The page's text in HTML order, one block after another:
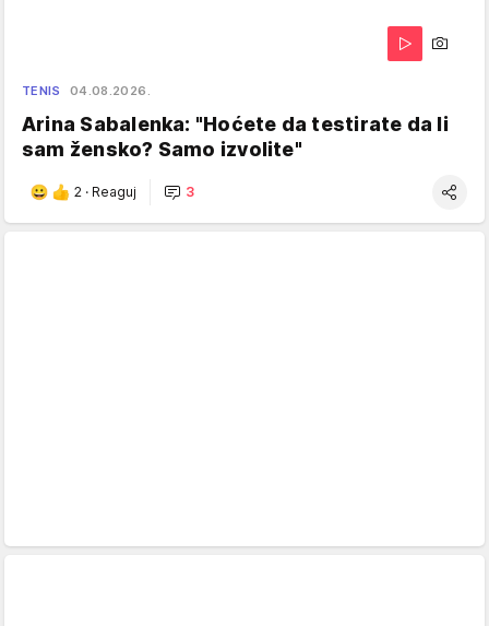
TENIS 04.08.2026.
Arina Sabalenka: "Hoćete da testirate da li
sam žensko? Samo izvolite"
2 · Reaguj 3